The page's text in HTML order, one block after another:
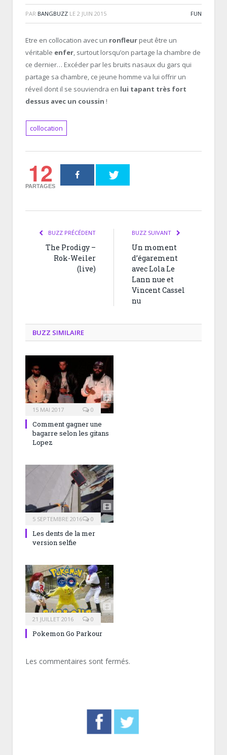
PAR BANGBUZZ LE 2 JUIN 2015 FUN
Etre en collocation avec un ronfleur peut être un
véritable enfer, surtout lorsqu’on partage la chambre de
ce dernier… Excéder par les bruits nasaux du gars qui
partage sa chambre, ce jeune homme va lui offrir un
réveil dont il se souviendra en lui tapant très fort
dessus avec un coussin !
collocation
12
PARTAGES
BUZZ PRÉCÉDENT
The Prodigy –
Rok-Weiler
(live)
BUZZ SUIVANT
Un moment
d’égarement
avec Lola Le
Lann nue et
Vincent Cassel
nu
BUZZ SIMILAIRE
15 MAI 2017 0
Comment gagner une
bagarre selon les gitans
Lopez
5 SEPTEMBRE 2016 0
Les dents de la mer
version selfie
21 JUILLET 2016 0
Pokemon Go Parkour
Les commentaires sont fermés.